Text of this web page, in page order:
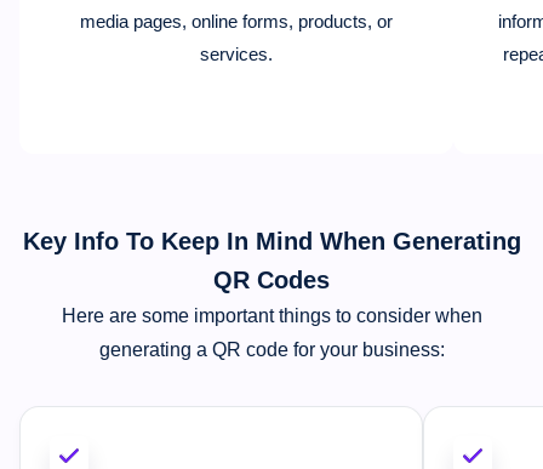
media pages, online forms, products, or
services.
Key Info To Keep In Mind When Generating
QR Codes
Here are some important things to consider when
generating a QR code for your business: